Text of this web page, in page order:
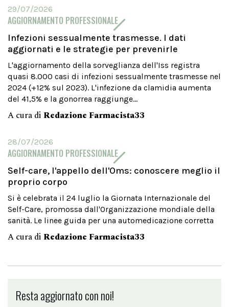
29/07/2026
AGGIORNAMENTO PROFESSIONALE
Infezioni sessualmente trasmesse. I dati
aggiornati e le strategie per prevenirle
L'aggiornamento della sorveglianza dell'Iss registra
quasi 8.000 casi di infezioni sessualmente trasmesse nel
2024 (+12% sul 2023). L'infezione da clamidia aumenta
del 41,5% e la gonorrea raggiunge...
A cura di Redazione Farmacista33
28/07/2026
AGGIORNAMENTO PROFESSIONALE
Self-care, l'appello dell'Oms: conoscere meglio il
proprio corpo
Si è celebrata il 24 luglio la Giornata Internazionale del
Self-Care, promossa dall'Organizzazione mondiale della
sanità. Le linee guida per una automedicazione corretta
A cura di Redazione Farmacista33
Resta aggiornato con noi!